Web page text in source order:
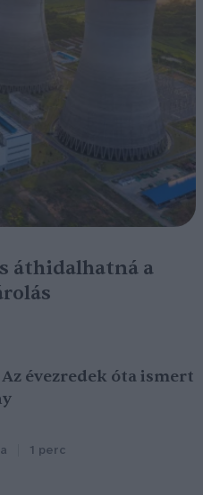
áthidalhatná a
évezredek óta ismert
1 perc